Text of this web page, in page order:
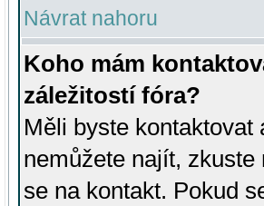
Návrat nahoru
Koho mám
záležitostí fóra?
Měli byste kontaktovat
nemůžete najít,
se na kontakt. Pokud